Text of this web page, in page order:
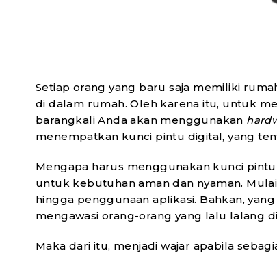
Setiap orang yang baru saja memiliki
di dalam rumah. Oleh karena itu, untuk
barangkali Anda akan menggunakan
menempatkan kunci pintu digital, yang
Mengapa harus menggunakan kunci
untuk kebutuhan aman dan nyaman.
hingga penggunaan aplikasi. Bahkan,
mengawasi orang-orang yang lalu lalang
Maka dari itu, menjadi wajar apabila